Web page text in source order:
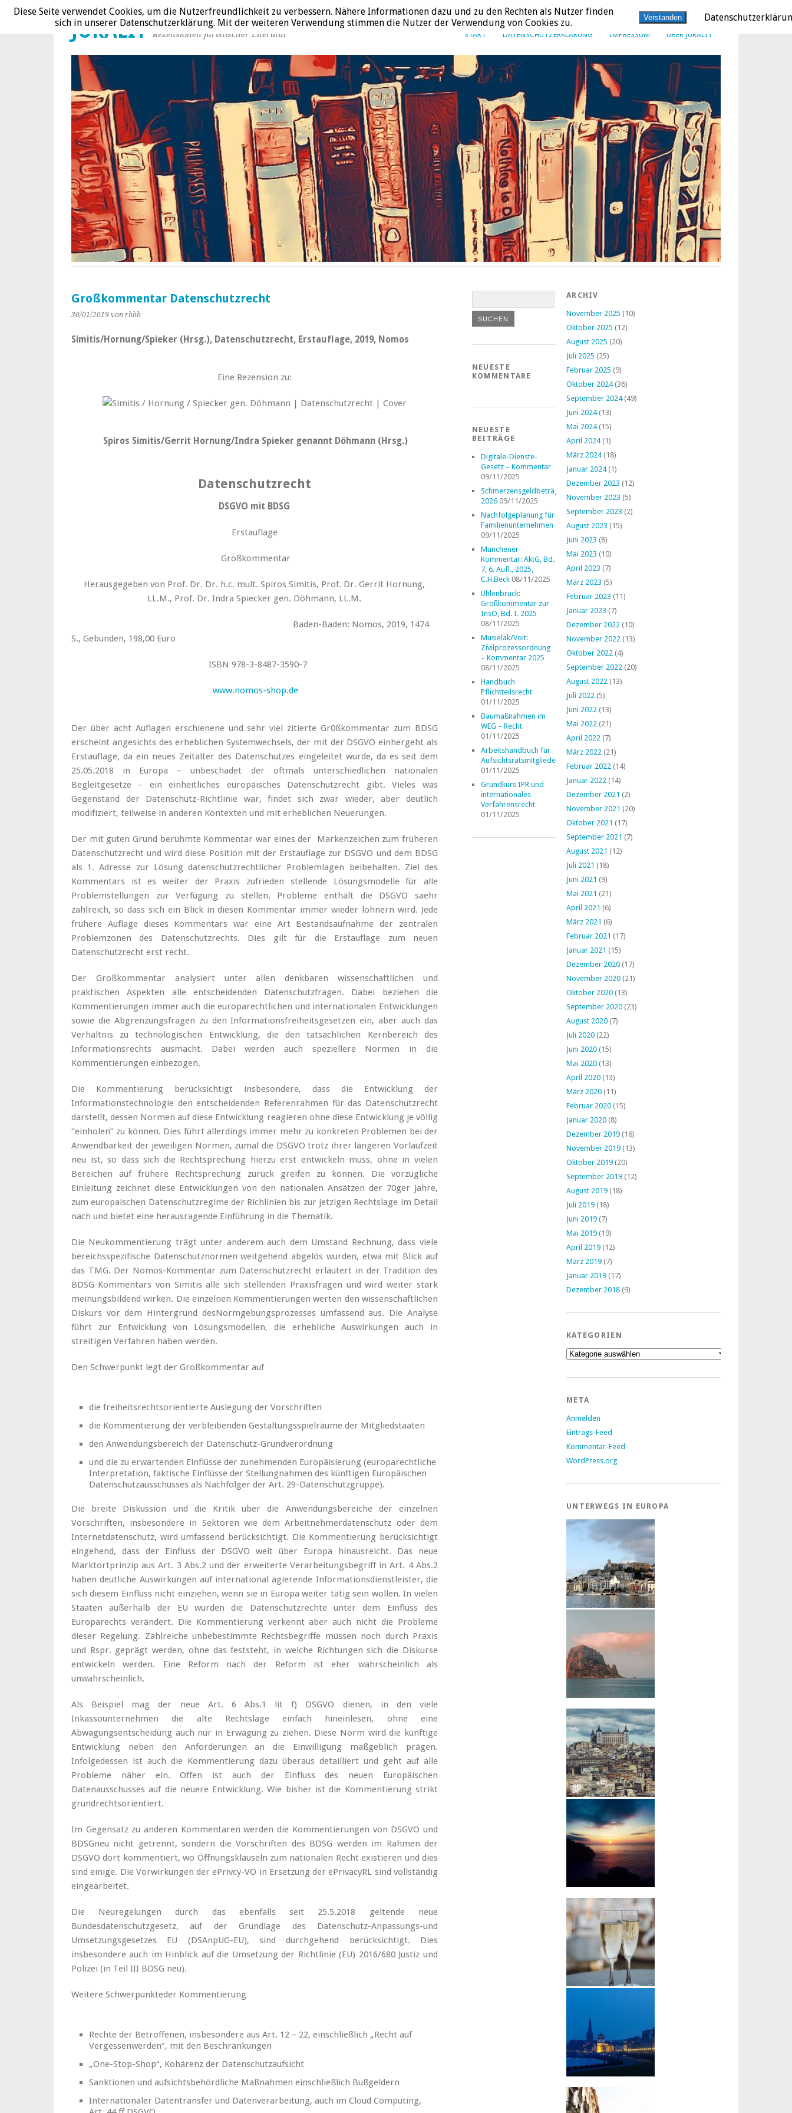
START DATENSCHUTZERKLÄRUNG IMPRESSUM ÜBER JURALIT
JURALIT Rezensionen juristischer Literatur
Großkommentar Datenschutzrecht
30/01/2019 von rhhh
Simitis/Hornung/Spieker (Hrsg.), Datenschutzrecht, Erstauflage, 2019, Nomos
Eine Rezension zu:
Spiros Simitis/Gerrit Hornung/Indra Spieker genannt Döhmann (Hrsg.)
Datenschutzrecht
DSGVO mit BDSG
Erstauflage
Großkommentar
Herausgegeben von Prof. Dr. Dr. h.c. mult. Spiros Simitis, Prof. Dr. Gerrit Hornung,
LL.M., Prof. Dr. Indra Spiecker gen. Döhmann, LL.M.
Baden-Baden: Nomos, 2019, 1474
S., Gebunden, 198,00 Euro
ISBN 978-3-8487-3590-7
www.nomos-shop.de
Der über acht Auflagen erschienene und sehr viel zitierte Gr0ßkommentar zum BDSG
erscheint angesichts des erheblichen Systemwechsels, der mit der DSGVO einhergeht als
Erstauflage, da ein neues Zeitalter des Datenschutzes eingeleitet wurde, da es seit dem
25.05.2018 in Europa – unbeschadet der oftmals unterschiedlichen nationalen
Begleitgesetze – ein einheitliches europäisches Datenschutzrecht gibt. Vieles was
Gegenstand der Datenschutz-Richtlinie war, findet sich zwar wieder, aber deutlich
modifiziert, teilweise in anderen Kontexten und mit erheblichen Neuerungen.
Der mit guten Grund berühmte Kommentar war eines der Markenzeichen zum früheren
Datenschutzrecht und wird diese Position mit der Erstauflage zur DSGVO und dem BDSG
als 1. Adresse zur Lösung datenschutzrechtlicher Problemlagen beibehalten. Ziel des
Kommentars ist es weiter der Praxis zufrieden stellende Lösungsmodelle für alle
Problemstellungen zur Verfügung zu stellen. Probleme enthält die DSGVO saehr
zahlreich, so dass sich ein Blick in diesen Kommentar immer wieder lohnern wird. Jede
frühere Auflage dieses Kommentars war eine Art Bestandsaufnahme der zentralen
Problemzonen des Datenschutzrechts. Dies gilt für die Erstauflage zum neuen
Datenschutzrecht erst recht.
Der Großkommentar analysiert unter allen denkbaren wissenschaftlichen und
praktischen Aspekten alle entscheidenden Datenschutzfragen. Dabei beziehen die
Kommentierungen immer auch die europarechtlichen und internationalen Entwicklungen
sowie die Abgrenzungsfragen zu den Informationsfreiheitsgesetzen ein, aber auch das
Verhältnis zu technologischen Entwicklung, die den tatsächlichen Kernbereich des
Informationsrechts ausmacht. Dabei werden auch speziellere Normen in die
Kommentierungen einbezogen.
Die Kommentierung berücksichtigt insbesondere, dass die Entwicklung der
Informationstechnologie den entscheidenden Referenrahmen für das Datenschutzrecht
darstellt, dessen Normen auf diese Entwicklung reagieren ohne diese Entwicklung je völlig
“einholen” zu können. Dies führt allerdings immer mehr zu konkreten Problemen bei der
Anwendbarkeit der jeweiligen Normen, zumal die DSGVO trotz ihrer längeren Vorlaufzeit
neu ist, so dass sich die Rechtsprechung hierzu erst entwickeln muss, ohne in vielen
Bereichen auf frühere Rechtsprechung zurück greifen zu können. Die vorzügliche
Einleitung zeichnet diese Entwicklungen von den nationalen Ansätzen der 70ger Jahre,
zum europaischen Datenschutzregime der Richlinien bis zur jetzigen Rechtslage im Detail
nach und bietet eine herausragende Einführung in die Thematik.
Die Neukommentierung trägt unter anderem auch dem Umstand Rechnung, dass viele
bereichsspezifische Datenschutznormen weitgehend abgelös wurden, etwa mit Blick auf
das TMG. Der Nomos-Kommentar zum Datenschutzrecht erläutert in der Tradition des
BDSG-Kommentars von Simitis alle sich stellenden Praxisfragen und wird weiter stark
meinungsbildend wirken. Die einzelnen Kommentierungen werten den wissenschaftlichen
Diskurs vor dem Hintergrund desNormgebungsprozesses umfassend aus. Die Analyse
führt zur Entwicklung von Lösungsmodellen, die erhebliche Auswirkungen auch in
streitigen Verfahren haben werden.
Den Schwerpunkt legt der Großkommentar auf
die freiheitsrechtsorientierte Auslegung der Vorschriften
die Kommentierung der verbleibenden Gestaltungsspielräume der Mitgliedstaaten
den Anwendungsbereich der Datenschutz-Grundverordnung
und die zu erwartenden Einflüsse der zunehmenden Europäisierung (europarechtliche
Interpretation, faktische Einflüsse der Stellungnahmen des künftigen Europäischen
Datenschutzausschusses als Nachfolger der Art. 29-Datenschutzgruppe).
Die breite Diskussion und die Kritik über die Anwendungsbereiche der einzelnen
Vorschriften, insbesondere in Sektoren wie dem Arbeitnehmerdatenschutz oder dem
Internetdatenschutz, wird umfassend berücksichtigt. Die Kommentierung berücksichtigt
eingehend, dass der Einfluss der DSGVO weit über Europa hinausreicht. Das neue
Marktortprinzip aus Art. 3 Abs.2 und der erweiterte Verarbeitungsbegriff in Art. 4 Abs.2
haben deutliche Auswirkungen auf international agierende Informationsdienstleister, die
sich diesem Einfluss nicht einziehen, wenn sie in Europa weiter tätig sein wollen. In vielen
Staaten außerhalb der EU wurden die Datenschutzrechte unter dem Einfluss des
Europarechts verändert. Die Kommentierung verkennt aber auch nicht die Probleme
dieser Regelung. Zahlreiche unbebestimmte Rechtsbegriffe müssen noch durch Praxis
und Rspr. geprägt werden, ohne das feststeht, in welche Richtungen sich die Diskurse
entwickeln werden. Eine Reform nach der Reform ist eher wahrscheinlich als
unwahrscheinlich.
Als Beispiel mag der neue Art. 6 Abs.1 lit f) DSGVO dienen, in den viele
Inkassounternehmen die alte Rechtslage einfach hineinlesen, ohne eine
Abwägungsentscheidung auch nur in Erwägung zu ziehen. Diese Norm wird die künftige
Entwicklung neben den Anforderungen an die Einwilligung maßgeblich prägen.
Infolgedessen ist auch die Kommentierung dazu überaus detailliert und geht auf alle
Probleme näher ein. Offen ist auch der Einfluss des neuen Europäischen
Datenausschusses auf die neuere Entwicklung. Wie bisher ist die Kommentierung strikt
grundrechtsorientiert.
Im Gegensatz zu anderen Kommentaren werden die Kommentierungen von DSGVO und
BDSGneu nicht getrennt, sondern die Vorschriften des BDSG werden im Rahmen der
DSGVO dort kommentiert, wo Öffnungsklauseln zum nationalen Recht existieren und dies
sind einige. Die Vorwirkungen der ePrivcy-VO in Ersetzung der ePrivacyRL sind vollständig
eingearbeitet.
Die Neuregelungen durch das ebenfalls seit 25.5.2018 geltende neue
Bundesdatenschutzgesetz, auf der Grundlage des Datenschutz-Anpassungs-und
Umsetzungsgesetzes EU (DSAnpUG-EU), sind durchgehend berücksichtigt. Dies
insbesondere auch im Hinblick auf die Umsetzung der Richtlinie (EU) 2016/680 Justiz und
Polizei (in Teil III BDSG neu).
Weitere Schwerpunkteder Kommentierung
Rechte der Betroffenen, insbesondere aus Art. 12 – 22, einschließlich „Recht auf
Vergessenwerden“, mit den Beschränkungen
„One-Stop-Shop“, Kohärenz der Datenschutzaufsicht
Sanktionen und aufsichtsbehördliche Maßnahmen einschließlich Bußgeldern
Internationaler Datentransfer und Datenverarbeitung, auch im Cloud Computing,
NEUESTE
KOMMENTARE
NEUESTE
BEITRÄGE
Digitale-Dienste-
Gesetz – Kommentar
09/11/2025
Schmerzensgeldbeträge
2026 09/11/2025
Nachfolgeplanung für
Familienunternehmen
09/11/2025
Münchener
Kommentar: AktG, Bd.
7, 6. Aufl., 2025,
C.H.Beck 08/11/2025
Uhlenbruck:
Großkommentar zur
InsO, Bd. I. 2025
08/11/2025
Musielak/Voit:
Zivilprozessordnung
– Kommentar 2025
08/11/2025
Handbuch
Pflichtteilsrecht
01/11/2025
Baumaßnahmen im
WEG – Recht
01/11/2025
Arbeitshandbuch für
Aufsichtsratsmitglieder
01/11/2025
Grundkurs IPR und
internationales
Verfahrensrecht
01/11/2025
ARCHIV
November 2025 (10)
Oktober 2025 (12)
August 2025 (20)
Juli 2025 (25)
Februar 2025 (9)
Oktober 2024(36)
September 2024(49)
Juni 2024(13)
Mai 2024(15)
April 2024(1)
März 2024(18)
Januar 2024(1)
Dezember 2023 (12)
November 2023 (5)
September 2023 (2)
August 2023 (15)
Juni 2023 (8)
Mai 2023 (10)
April 2023 (7)
März 2023 (5)
Februar 2023 (11)
Januar 2023 (7)
Dezember 2022 (10)
November 2022 (13)
Oktober 2022 (4)
September 2022 (20)
August 2022 (13)
Juli 2022 (5)
Juni 2022 (13)
Mai 2022 (21)
April 2022 (7)
März 2022 (21)
Februar 2022 (14)
Januar 2022 (14)
Dezember 2021 (2)
November 2021 (20)
Oktober 2021 (17)
September 2021 (7)
August 2021 (12)
Juli 2021 (18)
Juni 2021 (9)
Mai 2021 (21)
April 2021 (6)
März 2021 (6)
Februar 2021 (17)
Januar 2021 (15)
Dezember 2020 (17)
November 2020 (21)
Oktober 2020 (13)
September 2020 (23)
August 2020 (7)
Juli 2020 (22)
Juni 2020 (15)
Mai 2020 (13)
April 2020 (13)
März 2020 (11)
Februar 2020 (15)
Januar 2020 (8)
Dezember 2019 (16)
November 2019 (13)
Oktober 2019 (20)
September 2019 (12)
August 2019 (18)
Juli 2019 (18)
Juni 2019 (7)
Mai 2019 (19)
April 2019 (12)
März 2019 (7)
Januar 2019 (17)
Dezember 2018 (9)
KATEGORIEN
Kategorien
META
Anmelden
Eintrags-Feed
Kommentar-Feed
WordPress.org
UNTERWEGS IN EUROPA
Diese Seite verwendet Cookies, um die Nutzerfreundlichkeit zu verbessern. Nähere Informationen dazu und zu den Rechten als Nutzer finden
sich in unserer Datenschutzerklärung. Mit der weiteren Verwendung stimmen die Nutzer der Verwendung von Cookies zu.
Verstanden